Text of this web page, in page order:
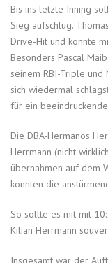
Bis ins letzte Inning
Sieg aufschlug.
Drive-Hit und konnte
Besonders Pascal
seinem RBI-Triple und
sich wiedermal
für ein
Die DBA-Hermanos
Herrmann (nicht
übernahmen auf dem
konnten die
So sollte es mit mit
Kilian Herrmann
Insgesamt war der